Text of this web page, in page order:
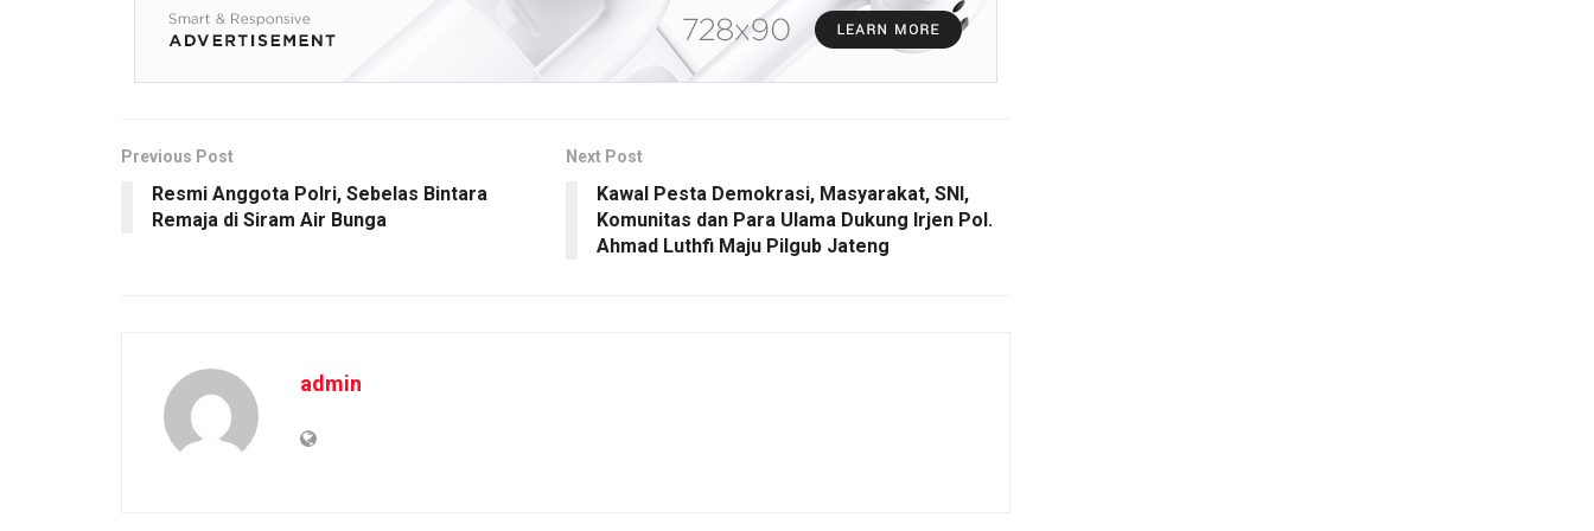
b
o
o
er
s
A
p
k
Previous Post
Resmi Anggota Polri, Sebelas Bintara
Remaja di Siram Air Bunga
Next Post
Kawal Pesta Demokrasi, Masyarakat, SNI,
Komunitas dan Para Ulama Dukung Irjen Pol.
Ahmad Luthfi Maju Pilgub Jateng
admin